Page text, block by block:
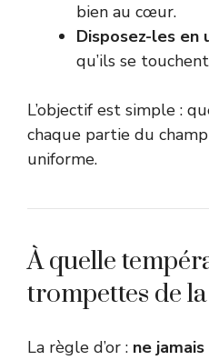
bien au cœur.
Disposez-les en
qu’ils se
L’objectif est simple :
chaque partie du
uniforme.
À quelle
trompettes de
La règle d’or : ne